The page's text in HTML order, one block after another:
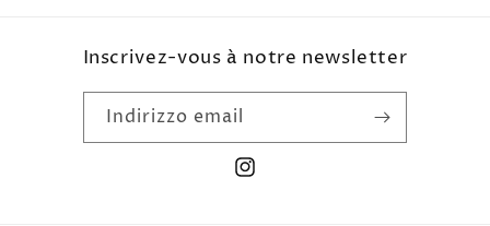
Inscrivez-vous à notre newsletter
Indirizzo email
Instagram